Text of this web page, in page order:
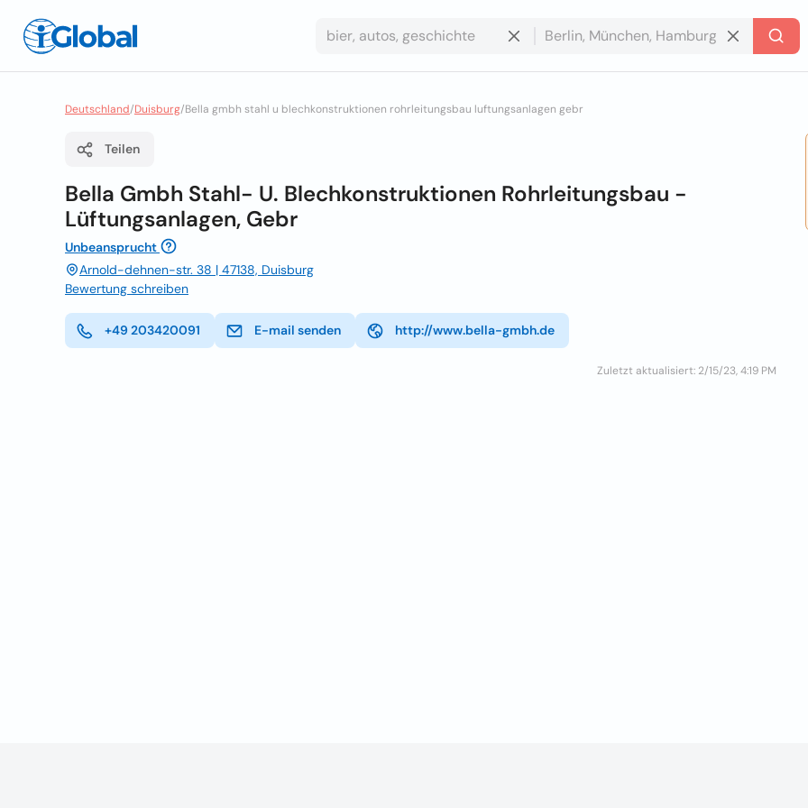
Deutschland/Duisburg/Bella gmbh stahl u blechkonstruktionen rohrleitungsbau luftungsanlagen gebr
Teilen
Bella Gmbh Stahl- U. Blechkonstruktionen Rohrleitungsbau -
Lüftungsanlagen, Gebr
Unbeansprucht
Arnold-dehnen-str. 38 | 47138, Duisburg
Bewertung schreiben
+49 203420091 E-mail senden http://www.bella-gmbh.de
Zuletzt aktualisiert: 2/15/23, 4:19 PM